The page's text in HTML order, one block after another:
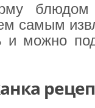
блюдом
самым
и можно